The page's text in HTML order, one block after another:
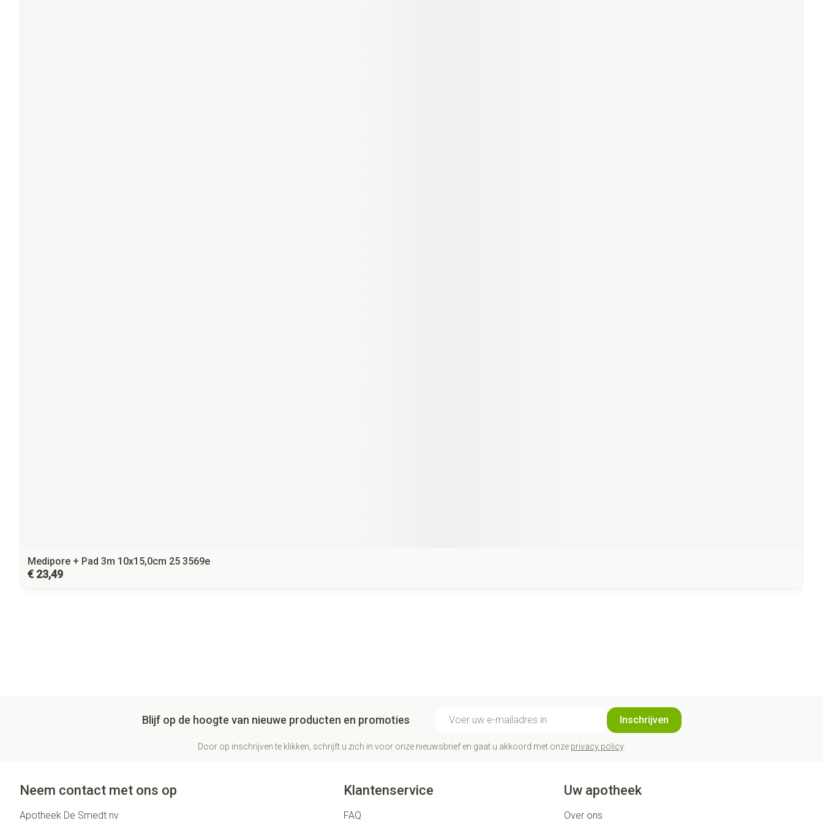
Medipore + Pad 3m 10x15,0cm 25 3569e
€ 23,49
Blijf op de hoogte van nieuwe producten en promoties Inschrijven
Door op inschrijven te klikken, schrijft u zich in voor onze nieuwsbrief en gaat u akkoord met onze privacy policy.
Neem contact met ons op
Apotheek De Smedt nv
Klantenservice
FAQ
Uw apotheek
Over ons